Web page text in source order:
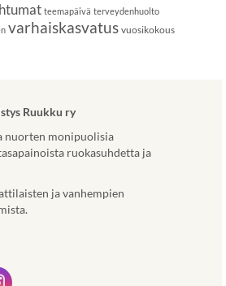
teemapäivä terveydenhuolto
varhaiskasvatus vuosikokous
Ruukku ry
nuorten monipuolisia
ruokasuhdetta ja
ja vanhempien